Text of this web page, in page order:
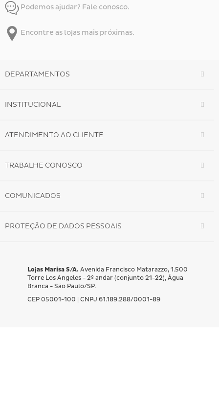
Podemos ajudar? Fale conosco.
Encontre as lojas mais próximas.
DEPARTAMENTOS
INSTITUCIONAL
ATENDIMENTO AO CLIENTE
TRABALHE CONOSCO
COMUNICADOS
PROTEÇÃO DE DADOS PESSOAIS
Lojas Marisa S/A. Avenida Francisco Matarazzo, 1.500
Torre Los Angeles - 2º andar (conjunto 21-22), Água
Branca - São Paulo/SP.
CEP 05001-100 | CNPJ 61.189.288/0001-89